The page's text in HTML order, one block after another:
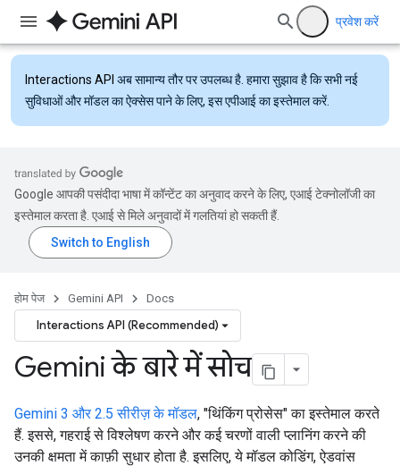
प्रवेश करें
Interactions API अब सामान्य तौर पर उपलब्ध है. हमारा सुझाव है कि सभी नई
सुविधाओं और मॉडल का ऐक्सेस पाने के लिए, इस एपीआई का इस्तेमाल करें.
Google आपकी पसंदीदा भाषा में कॉन्टेंट का अनुवाद करने के लिए, एआई टेक्नोलॉजी का
इस्तेमाल करता है. एआई से मिले अनुवादों में गलतियां हो सकती हैं.
होम पेज Gemini API Docs
Interactions API (Recommended)
Gemini के बारे में सोच
Gemini 3 और 2.5 सीरीज़ के मॉडल, "थिंकिंग प्रोसेस" का इस्तेमाल करते
हैं. इससे, गहराई से विश्लेषण करने और कई चरणों वाली प्लानिंग करने की
उनकी क्षमता में काफ़ी सुधार होता है. इसलिए, ये मॉडल कोडिंग, ऐडवांस